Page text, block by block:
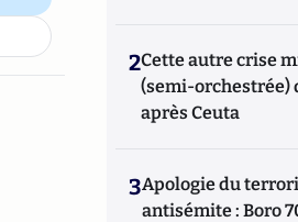
2Cette autre crise
(semi-orchestrée)
après Ceuta
3Apologie du
antisémite : Boro